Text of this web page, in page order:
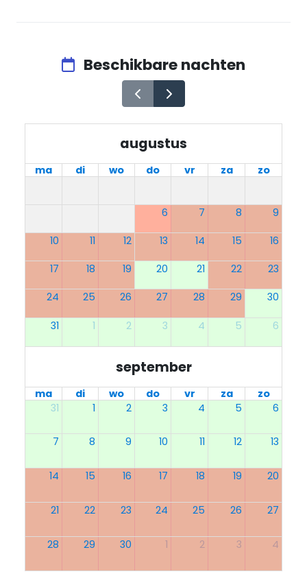
Beschikbare nachten
augustus
ma di wo do vr za zo
6 7 8 9
10 11 12 13 14 15 16
17 18 19 20 21 22 23
24 25 26 27 28 29 30
31 1 2 3 4 5 6
september
ma di wo do vr za
zo
31
1 2 3 4 5 6
7 8 9 10 11 12 13
14 15 16 17 18 19 20
21 22 23 24 25 26 27
28 29 30 1 2 3 4